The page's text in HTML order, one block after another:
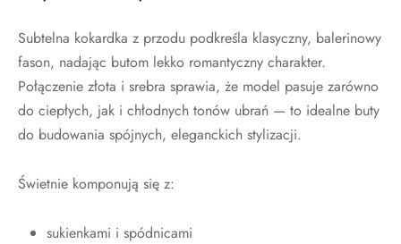
Subtelna kokardka z przodu podkreśla klasyczny, balerinowy
fason, nadając butom lekko romantyczny charakter.
Połączenie złota i srebra sprawia, że model pasuje zarówno
do ciepłych, jak i chłodnych tonów ubrań — to idealne buty
do budowania spójnych, eleganckich stylizacji.
Świetnie komponują się z:
sukienkami i spódnicami